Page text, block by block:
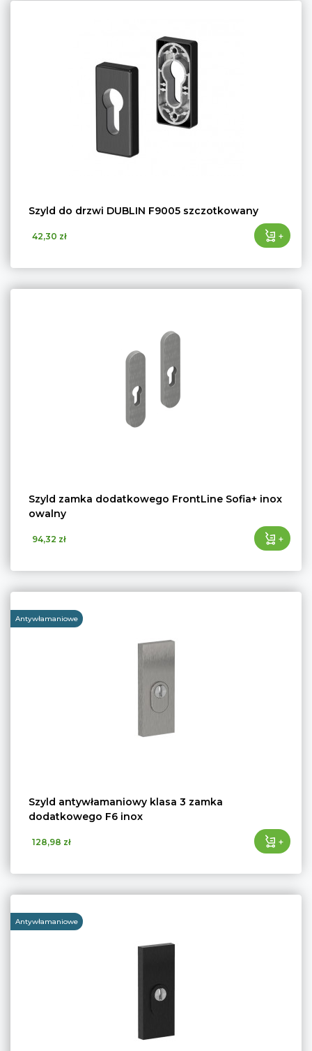
Szyld do drzwi DUBLIN F9005 szczotkowany
42,30 zł +
Szyld zamka dodatkowego FrontLine Sofia+ inox
owalny
94,32 zł +
Antywłamaniowe
Szyld antywłamaniowy klasa 3 zamka
dodatkowego F6 inox
128,98 zł +
Antywłamaniowe